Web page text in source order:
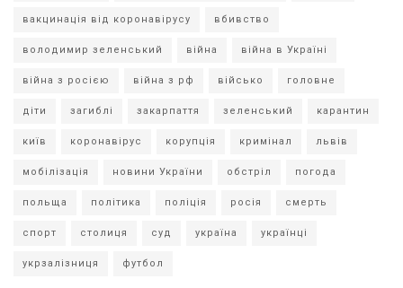
вакцинація від коронавірусу вбивство
володимир зеленський війна війна в Україні
війна з росією війна з рф військо головне
діти загиблі закарпаття зеленський карантин
київ коронавірус корупція кримінал львів
мобілізація новини України обстріл погода
польща політика поліція росія смерть
спорт столиця суд україна українці
укрзалізниця футбол